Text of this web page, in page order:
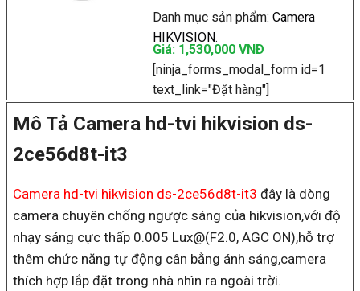
Danh mục sản phẩm: Camera
HIKVISION.
Giá: 1,530,000 VNÐ
[ninja_forms_modal_form id=1
text_link="Đặt hàng"]
Mô Tả Camera hd-tvi hikvision ds-
2ce56d8t-it3
Camera hd-tvi hikvision ds-2ce56d8t-it3 đây là dòng
camera chuyên chống ngược sáng của hikvision,với độ
nhạy sáng cực thấp 0.005 Lux@(F2.0, AGC ON),hỗ trợ
thêm chức năng tự động cân bằng ánh sáng,camera
thích hợp lắp đặt trong nhà nhìn ra ngoài trời.